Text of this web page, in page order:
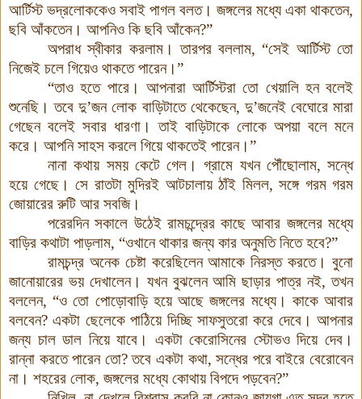
আর্টিস্ট ভদ্রলোককেও সবাই পাগল বলত। জঙ্গলের মধ্যে একা থাকতেন,
ছবি আঁকতেন। আপনিও কি ছবি আঁকেন?”
অপরাধ স্বীকার করলাম। তারপর বললাম, “সেই আর্টিস্ট তো
নিজেই চলে গিয়েও থাকতে পারেন।”
“তাও হতে পারে। আপনারা আর্টিস্টরা তো খেয়ালি হন বলেই
শুনেছি। তবে দু’জন লোক বাড়িটাতে থেকেছেন, দু’জনেই বেঘোরে মারা
গেছেন বলেই সবার ধারণা। তাই বাড়িটাকে লোকে অপয়া বলে মনে
করে। আপনি সাহস করলে গিয়ে থাকতেই পারেন।”
নানা কথায় সময় কেটে গেল। গ্রামে যখন পৌঁছোলাম, সন্ধে
হয়ে গেছে। সে রাতটা মুদিরই আটচালায় ঠাঁই মিলল, সঙ্গে গরম গরম
জোয়ারের রুটি আর সবজি।
পরেরদিন সকালে উঠেই রামচন্দ্রের কাছে আবার জঙ্গলের মধ্যে
বাড়ির কথাটা পাড়লাম, “ওখানে থাকার জন্য কার অনুমতি নিতে হবে?”
রামচন্দ্র অনেক চেষ্টা করেছিলেন আমাকে নিরস্ত করতে। বুনো
জানোয়ারের ভয় দেখালেন। যখন বুঝলেন আমি ছাড়ার পাত্র নই, তখন
বললেন, “ও তো পোড়োবাড়ি হয়ে আছে জঙ্গলের মধ্যে। কাকে আবার
বলবেন? একটা ছেলেকে পাঠিয়ে দিচ্ছি সাফসুতরো করে দেবে। আপনার
জন্য চাল ডাল নিয়ে যাবে। একটা কেরোসিনের স্টোভও দিয়ে দেব।
রান্না করতে পারেন তো? তবে একটা কথা, সন্ধের পরে বাইরে বেরোবেন
না। শহরের লোক, জঙ্গলের মধ্যে কোথায় বিপদে পড়বেন?”